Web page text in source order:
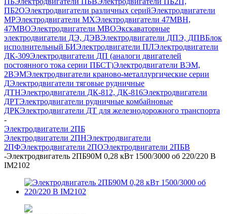
ПБ2ОЭлектродвигатели различных серийЭлектродвигатели
МРЭлектродвигатели MXЭлектродвигатели 47MBH,
47МВОЭлектродвигатели MBOЭкскаваторные
электродвигатели ДЭ, ДЭВЭлектродвигатели ДПЭ, ДПВБлок
исполнительный БИЭлектродвигатели ПЛЭлектродвигатели
ДК-309Электродвигатели ДП (аналоги двигателей
постоянного тока серии ПБСТ)Электродвигатели ВЭМ,
2ВЭМЭлектродвигатели краново-металлургические серии
ДЭлектродвигатели тяговые рудничные
ДТНЭлектродвигатели ДК-812, ДК-816Электродвигатели
ДРТЭлектродвигатели рудничные комбайновые
ДРКЭлектродвигатели ДТ для железнодорожного транспорта
-
Электродвигатели 2ПБ
Электродвигатели 2ПНЭлектродвигатели
2ПФЭлектродвигатели 2ПОЭлектродвигатели 2ПБВ
-Электродвигатель 2ПБ90М 0,28 кВт 1500/3000 об 220/220 В
IM2102